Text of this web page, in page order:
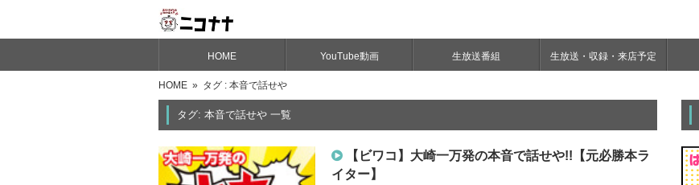
HOME YouTube動画 生放送番組 生放送・収録・来店予定
HOME » タグ : 本音で話せや
タグ: 本音で話せや 一覧
【ビワコ】大崎一万発の本音で話せや!!【元必勝本ラ
イター】